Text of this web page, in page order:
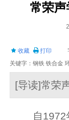
常荣
收藏 打印
关键字：钢铁 铁合金
[导读]常荣
自1972年